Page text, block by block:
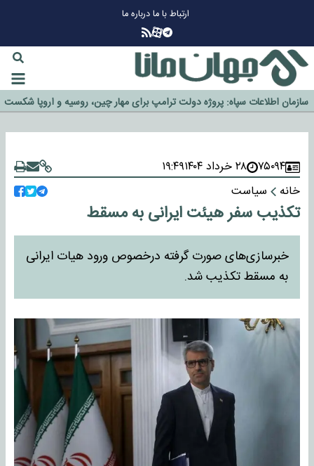
ارتباط با مادرباره ما
گزینه جدایی اوسمار روی میز مدیران پرسپولیس
آیا رئیس جمهور آمریکا قانون را دور می‌زند؟
اخراج رسمی چهره نامدار از پرسپولیس
سازمان اطلاعات سپاه: پروژه دولت ترامپ برای مهار چین، روسیه و اروپا شکست
خورد
۷۵۰۹۴ ۲۸ خرداد ۱۴۰۴
۱۹:۴۹
خانه
سیاست
تکذیب سفر هیئت ایرانی به مسقط
خبرسازی‌های صورت گرفته درخصوص ورود هیات ایرانی
به مسقط تکذیب شد.